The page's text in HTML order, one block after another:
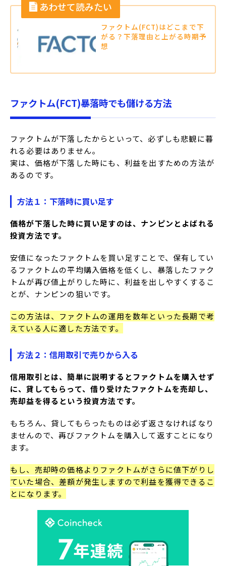
ファクトム(FCT)はどこまで下
がる？下落理由と上がる時期予
想
ファクトム(FCT)暴落時でも儲ける方法
ファクトムが下落したからといって、必ずしも悲観に暮
れる必要はありません。
実は、価格が下落した時にも、利益を出すための方法が
あるのです。
方法１：下落時に買い足す
価格が下落した時に買い足すのは、ナンピンとよばれる
投資方法です。
安値になったファクトムを買い足すことで、保有してい
るファクトムの平均購入価格を低くし、暴落したファク
トムが再び値上がりした時に、利益を出しやすくするこ
とが、ナンピンの狙いです。
この方法は、ファクトムの運用を数年といった長期で考
えている人に適した方法です。
方法２：信用取引で売りから入る
信用取引とは、簡単に説明するとファクトムを購入せず
に、貸してもらって、借り受けたファクトムを売却し、
売却益を得るという投資方法です。
もちろん、貸してもらったものは必ず返さなければなり
ませんので、再びファクトムを購入して返すことになり
ます。
もし、売却時の価格よりファクトムがさらに値下がりし
ていた場合、差額が発生しますので利益を獲得できるこ
とになります。